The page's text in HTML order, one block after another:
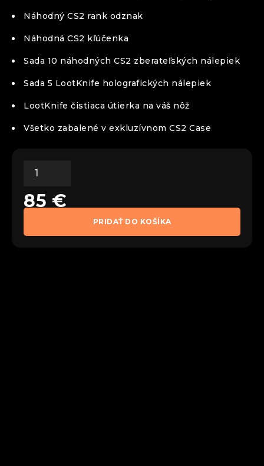
Náhodný CS2 rank odznak
Náhodná CS2 kľúčenka
Sada 10 náhodných CS2 zberateľských nálepiek
Sada 5 LootKnife holografických nálepiek
LootKnife čistiaca útierka na váš nôž
Všetko zabalené v exkluzívnom CS2 Case
PRIDAŤ DO KOŠÍKA
85 €